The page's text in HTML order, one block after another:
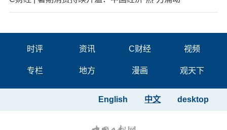
时评 资讯 C财经 视频
专栏 地方 漫画 观天下
desktop
中文
English